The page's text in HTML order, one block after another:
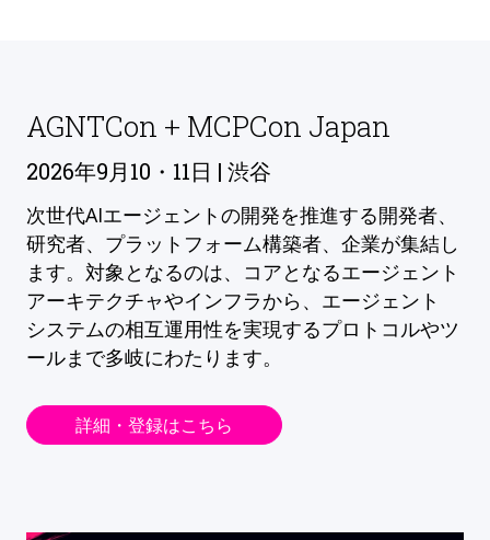
AGNTCon + MCPCon Japan
2026年9月10・11日 | 渋谷
次世代AIエージェントの開発を推進する開発者、
研究者、プラットフォーム構築者、企業が集結し
ます。対象となるのは、コアとなるエージェント
アーキテクチャやインフラから、エージェント
システムの相互運用性を実現するプロトコルやツ
ールまで多岐にわたります。
詳細・登録はこちら